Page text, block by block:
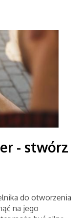
- stwórz
do otworzenia
na jego